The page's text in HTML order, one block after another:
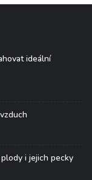
ideální
i jejich pecky